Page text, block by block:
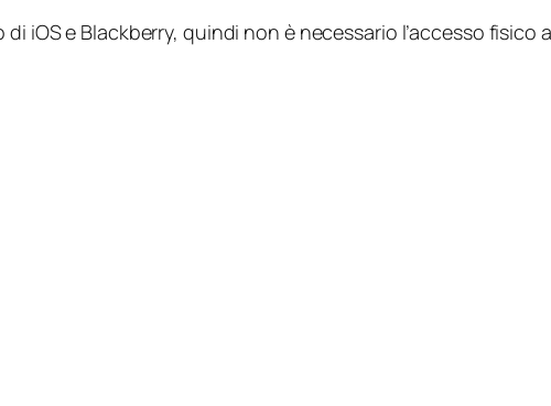
iOS e Blackberry, quindi non è necessario l’accesso fisico